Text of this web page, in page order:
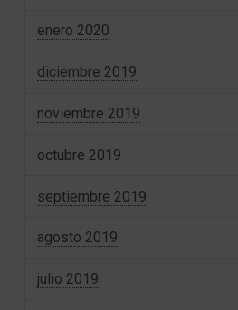
enero 2020
diciembre 2019
noviembre 2019
octubre 2019
septiembre 2019
agosto 2019
julio 2019